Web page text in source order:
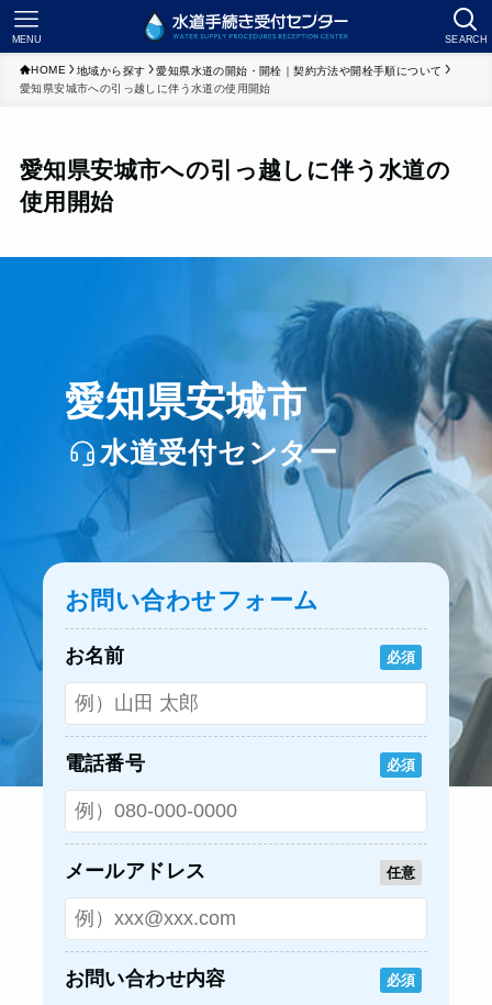
SEARCH
MENU
HOME 地域から探す
愛知県水道の開始・開栓｜契約方法や開栓手順について
愛知県安城市への引っ越しに伴う水道の使用開始
愛知県安城市への引っ越しに伴う水道の
使用開始
愛知県安城市
水道受付センター
お問い合わせフォーム
お名前 必須
電話番号 必須
メールアドレス 任意
お問い合わせ内容 必須